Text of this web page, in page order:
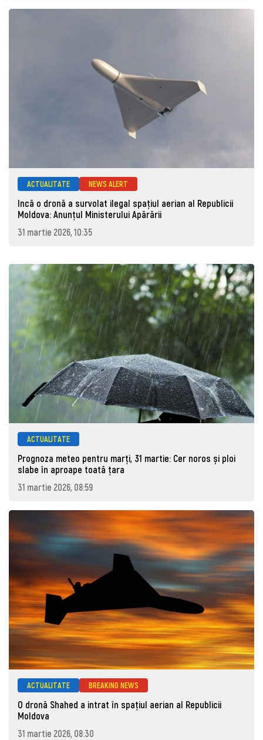
ACTUALITATE NEWS ALERT
Incă o dronă a survolat ilegal spațiul aerian al Republicii
Moldova: Anunţul Ministerului Apărării
31 martie 2026, 10:35
ACTUALITATE
Prognoza meteo pentru marţi, 31 martie: Cer noros și ploi
slabe în aproape toată țara
31 martie 2026, 08:59
ACTUALITATE BREAKING NEWS
O dronă Shahed a intrat în spațiul aerian al Republicii
Moldova
31 martie 2026, 08:30